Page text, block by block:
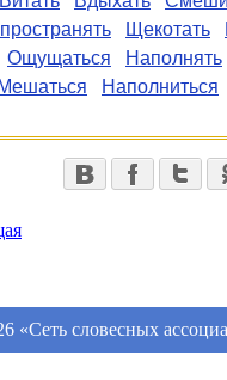
Щекотать
Ощущаться Наполнять
Мешаться Наполниться
«Сеть словесных